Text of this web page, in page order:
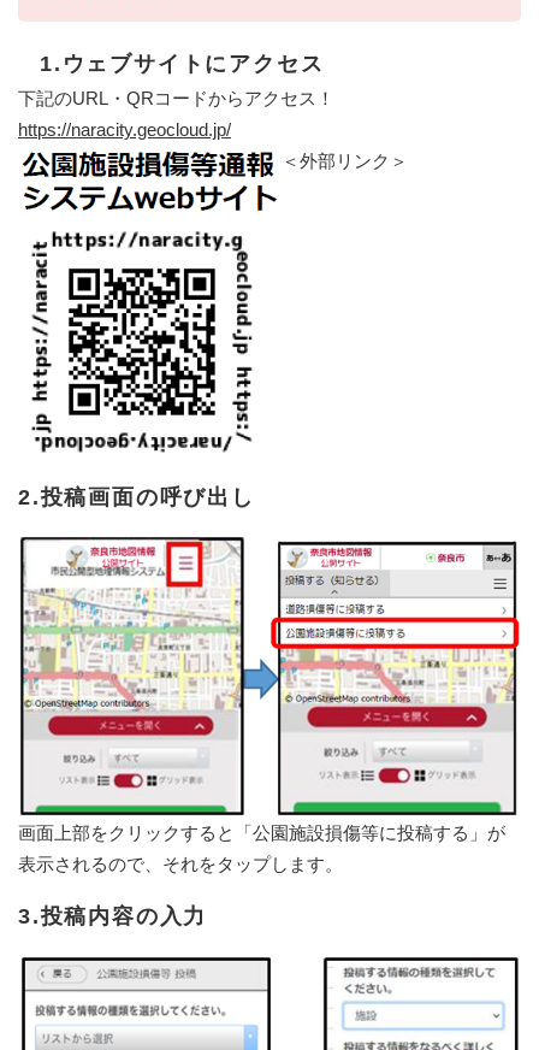
1.ウェブサイトにアクセス
下記のURL・QRコードからアクセス！
https://naracity.geocloud.jp/
＜外部リンク＞
2.投稿画面の呼び出し
画面上部をクリックすると「公園施設損傷等に投稿する」が
表示されるので、それをタップします。
3.投稿内容の入力